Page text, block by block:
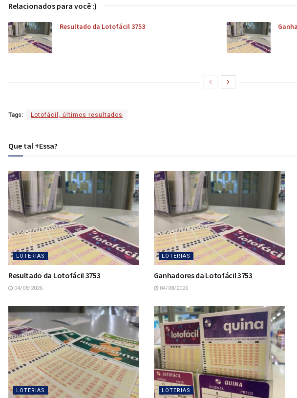
Relacionados para você :)
Resultado da Lotofácil 3753
Tags: Lotofácil, últimos resultados
Que tal +Essa?
LOTERIAS
Resultado da Lotofácil 3753
04/08/2026
LOTERIAS
Ganhadores da Lotofácil 3753
04/08/2026
LOTERIAS LOTERIAS